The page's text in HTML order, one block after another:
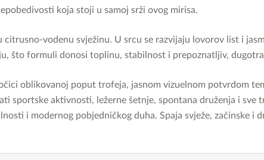
koja stoji u samoj srži ovog mirisa.
vodenu svježinu. U srcu se razvijaju lovorov list i
što formuli donosi toplinu, stabilnost i prepoznatljiv,
oblikovanoj poput trofeja, jasnom vizuelnom potvrdom
sportske aktivnosti, ležerne šetnje, spontana druženja i sve
i modernog pobjedničkog duha. Spaja svježe, začinske i